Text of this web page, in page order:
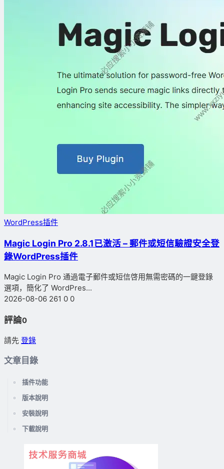
WordPress插件
Magic Login Pro 2.8.1已激活 – 郵件或短信驗證安全登
錄WordPress插件
Magic Login Pro 通過電子郵件或短信啓用無需密碼的一鍵登錄
選項，簡化了 WordPres...
2026-08-06 261 0 0
評論0
請先 登錄
文章目錄
插件功能
版本說明
安裝說明
下載說明